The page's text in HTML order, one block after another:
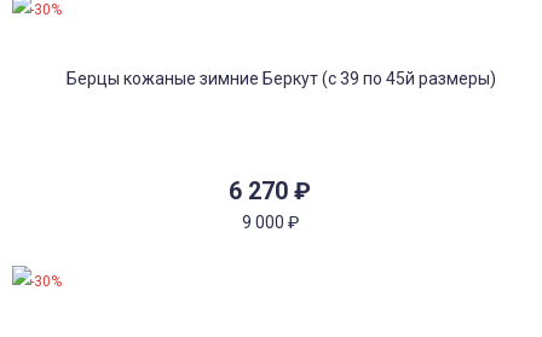
6 270 ₽
9 000 ₽
-30%
-30%